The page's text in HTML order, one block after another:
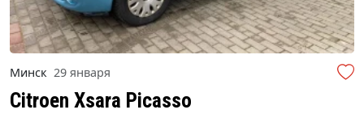
Минск 29 января
Citroen Xsara Picasso